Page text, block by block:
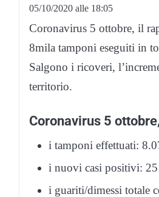
05/10/2020 alle 18:05
Coronavirus 5 ottobre, il
8mila tamponi eseguiti in
Salgono i ricoveri,
territorio.
Coronavirus 5
i tamponi effettuati:
i nuovi casi positivi:
i guariti/dimessi totale